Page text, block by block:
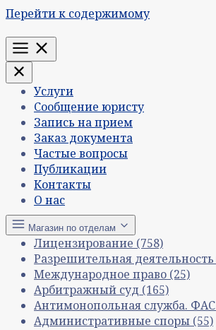
Перейти к содержимому
Меню
Услуги
Сообщение юристу
Запись на прием
Заказ документа
Частые вопросы
Публикации
Контакты
О нас
Магазин по отделам
Лицензирование (758)
Разрешительная деятельность
Международное право (25)
Арбитражный суд (165)
Антимонопольная служба. ФАС
Административные споры (55)